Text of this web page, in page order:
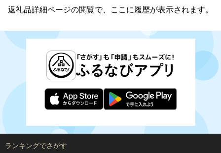
返礼品詳細ページの閲覧で、ここに履歴が表示されます。
ランキングでさがす